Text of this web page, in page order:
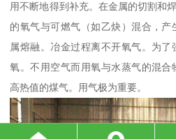
用不断地得到补充。在金属的切割和
的氧气与可燃气（如乙炔）混合，
属熔融。冶金过程离不开氧气。为
氧。不用空气而用氧与水蒸气的混合
高热值的煤气。用气极为重要。